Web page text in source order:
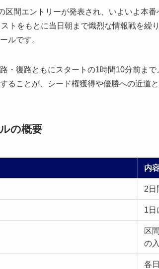
区間エントリーが発表され、いよいよ本
トをもとに当日朝まで熾烈な情報戦を繰
ルです。
・復路ともにスタートの1時間10分前ま
ることが、シード権獲得や優勝への近道と
の概要
内
2日
1日
区
の
各